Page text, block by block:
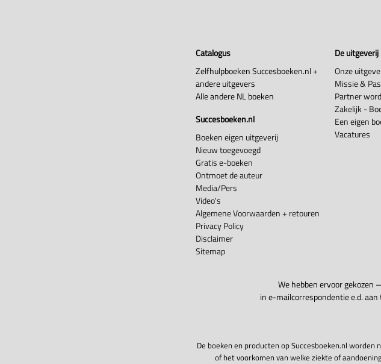
Catalogus
Zelfhulpboeken Succesboeken.nl +
andere uitgevers
Alle andere NL boeken
Succesboeken.nl
Boeken eigen uitgeverij
Nieuw toegevoegd
Gratis e-boeken
Ontmoet de auteur
Media/Pers
Video's
Algemene Voorwaarden + retouren
Privacy Policy
Disclaimer
Sitemap
De uitgeverij
Onze
Missie &
Partner
Zakelijk -
Een eigen
Vacatures
We hebben ervoor
in e-mailcorrespondentie e.d.
De boeken en producten op Succesboeken.nl
of het voorkomen van welke ziekte of